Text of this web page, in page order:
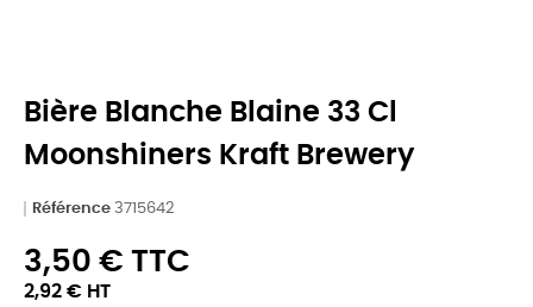
Bière Blanche Blaine 33 Cl
Moonshiners Kraft Brewery
Référence 3715642
3,50 € TTC
2,92 € HT